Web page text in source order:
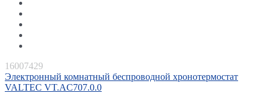
16007429
Электронный комнатный беспроводной хронотермостат
VALTEC VT.AC707.0.0